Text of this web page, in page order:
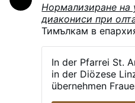
Нормализиране на
диакониси при
Тимълкам в
на енорията във
обичайно в
жена-пасторален
In der Pfarrei St.
in der Diözese
übernehmen